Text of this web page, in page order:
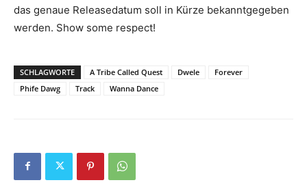
das genaue Releasedatum soll in Kürze bekanntgegeben
werden. Show some respect!
SCHLAGWORTE A Tribe Called Quest Dwele
Forever
Phife Dawg
Track Wanna Dance